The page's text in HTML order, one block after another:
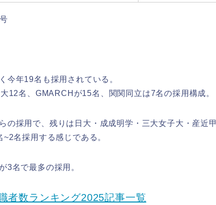
今年19名も採用されている。
12名、GMARCHが15名、関関同立は7名の採用構成。
の採用で、残りは日大・成成明学・三大女子大・産近甲
名採用する感じである。
3名で最多の採用。
者数ランキング2025記事一覧